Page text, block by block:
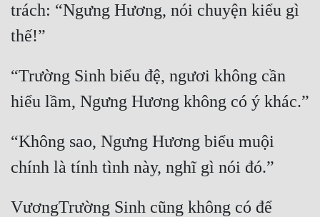
trách: “Ngưng Hương, nói chuyện kiểu gì
“Trường Sinh biểu đệ, ngươi không cần
“Không sao, Ngưng Hương biểu muội
VươngTrường Sinh cũng không có để